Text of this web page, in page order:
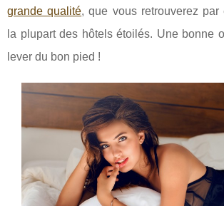
grande qualité, que vous retrouverez par
la plupart des hôtels étoilés. Une bonne
lever du bon pied !